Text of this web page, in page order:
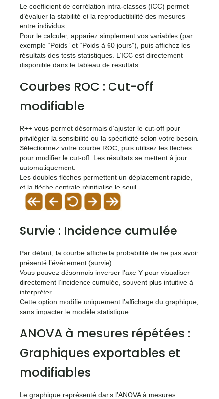
Le coefficient de corrélation intra-classes (ICC) permet
d’évaluer la stabilité et la reproductibilité des mesures
entre individus.
Pour le calculer, appariez simplement vos variables (par
exemple “Poids” et “Poids à 60 jours”), puis affichez les
résultats des tests statistiques. L’ICC est directement
disponible dans le tableau de résultats.
Courbes ROC : Cut-off
modifiable
R++ vous permet désormais d’ajuster le cut-off pour
privilégier la sensibilité ou la spécificité selon votre besoin.
Sélectionnez votre courbe ROC, puis utilisez les flèches
pour modifier le cut-off. Les résultats se mettent à jour
automatiquement.
Les doubles flèches permettent un déplacement rapide,
et la flèche centrale réinitialise le seuil.
Survie : Incidence cumulée
Par défaut, la courbe affiche la probabilité de ne pas avoir
présenté l’événement (survie).
Vous pouvez désormais inverser l’axe Y pour visualiser
directement l’incidence cumulée, souvent plus intuitive à
interpréter.
Cette option modifie uniquement l’affichage du graphique,
sans impacter le modèle statistique.
ANOVA à mesures répétées :
Graphiques exportables et
modifiables
Le graphique représenté dans l’ANOVA à mesures